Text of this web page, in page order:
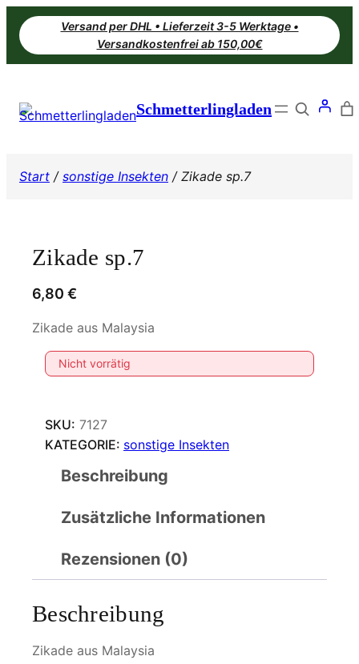
Zum
Inhalt
springen
Versand per DHL • Lieferzeit 3-5 Werktage •
Versandkostenfrei ab 150,00€
Schmetterlingladen Search
Start / sonstige Insekten / Zikade sp.7
Zikade sp.7
6,80 €
Zikade aus Malaysia
Nicht vorrätig
SKU: 7127
KATEGORIE: sonstige Insekten
Beschreibung
Zusätzliche Informationen
Rezensionen (0)
Beschreibung
Zikade aus Malaysia